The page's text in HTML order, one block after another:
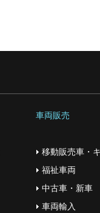
車両販売
移動販売車・
福祉車両
中古車・新車
車両輸入